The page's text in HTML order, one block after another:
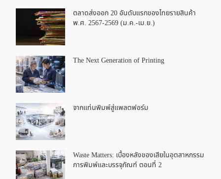
ตลาดส่งออก 20 อันดับแรกของไทยรายสินค้า
พ.ศ. 2567-2569 (ม.ค.-เม.ย.)
The Next Generation of Printing
จากแท่นพิมพ์สู่แพลตฟอร์ม
Waste Matters: เบื้องหลังของเสียในอุตสาหกรรม
การพิมพ์และบรรจุภัณฑ์ ตอนที่ 2